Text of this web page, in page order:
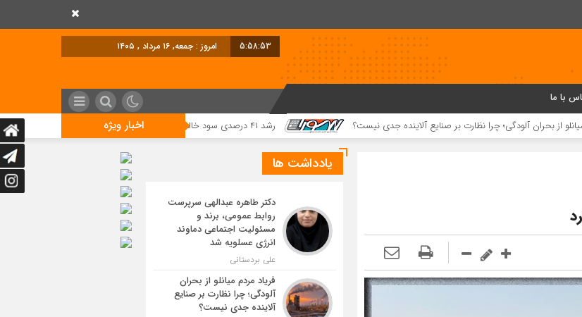
5:58:54 امروز : جمعه, ۱۶ مرداد , ۱۴۰۵
با ما
اخبار ویژه نظارت بر صنایع آلاینده جدی نیست؟ رشد ۴۱ درصدی سود خالص پازارگاد؛ افزایش ۹ برابری سرمایه و تداوم مسیر تحول دیجیتال
یادداشت ها
دکتر طاهره عبدالهی سرپرست
روابط عمومی، برند و
مسئولیت اجتماعی دماوند
انرژی عسلویه شد
علی بردستانی
فریاد مردم میانلو از بحران
آلودگی؛ چرا نظارت بر صنایع
آلاینده جدی نیست؟